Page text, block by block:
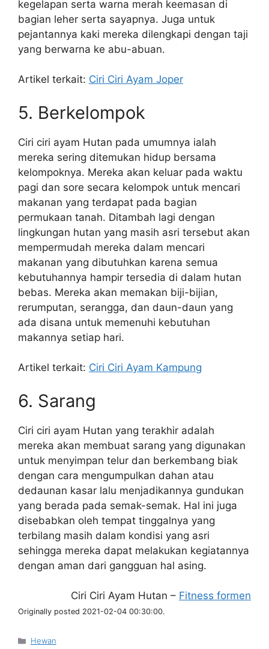
kegelapan serta warna merah keemasan di
bagian leher serta sayapnya. Juga untuk
pejantannya kaki mereka dilengkapi dengan taji
yang berwarna ke abu-abuan.
Artikel terkait: Ciri Ciri Ayam Joper
5. Berkelompok
Ciri ciri ayam Hutan pada umumnya ialah
mereka sering ditemukan hidup bersama
kelompoknya. Mereka akan keluar pada waktu
pagi dan sore secara kelompok untuk mencari
makanan yang terdapat pada bagian
permukaan tanah. Ditambah lagi dengan
lingkungan hutan yang masih asri tersebut akan
mempermudah mereka dalam mencari
makanan yang dibutuhkan karena semua
kebutuhannya hampir tersedia di dalam hutan
bebas. Mereka akan memakan biji-bijian,
rerumputan, serangga, dan daun-daun yang
ada disana untuk memenuhi kebutuhan
makannya setiap hari.
Artikel terkait: Ciri Ciri Ayam Kampung
6. Sarang
Ciri ciri ayam Hutan yang terakhir adalah
mereka akan membuat sarang yang digunakan
untuk menyimpan telur dan berkembang biak
dengan cara mengumpulkan dahan atau
dedaunan kasar lalu menjadikannya gundukan
yang berada pada semak-semak. Hal ini juga
disebabkan oleh tempat tinggalnya yang
terbilang masih dalam kondisi yang asri
sehingga mereka dapat melakukan kegiatannya
dengan aman dari gangguan hal asing.
Ciri Ciri Ayam Hutan – Fitness formen
Originally posted 2021-02-04 00:30:00.
Kategori
Hewan